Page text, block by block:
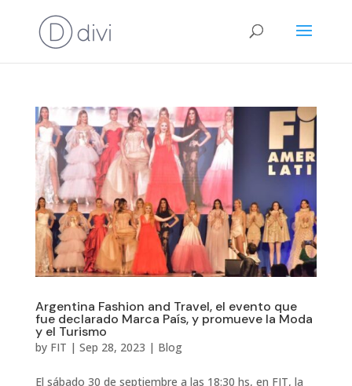
Argentina Fashion and Travel, el evento que
fue declarado Marca País, y promueve la Moda
y el Turismo
by FIT | Sep 28, 2023 | Blog
El sábado 30 de septiembre a las 18:30 hs, en FIT, la